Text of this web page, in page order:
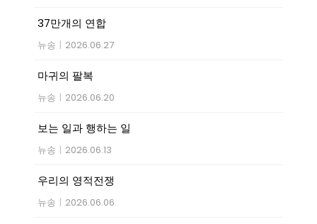
37만개의 연합
뉴송 | 2026.06.27
마귀의 팔복
뉴송 | 2026.06.20
보는 일과 행하는 일
뉴송 | 2026.06.13
우리의 영적전쟁
뉴송 | 2026.06.06